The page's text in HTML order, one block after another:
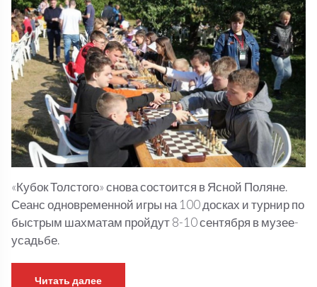
«Кубок Толстого» снова состоится в Ясной Поляне.
Сеанс одновременной игры на 100 досках и турнир по
быстрым шахматам пройдут 8-10 сентября в музее-
усадьбе.
Читать далее